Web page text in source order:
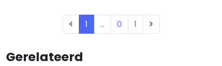
Gerelateerd
1 ... 0 1